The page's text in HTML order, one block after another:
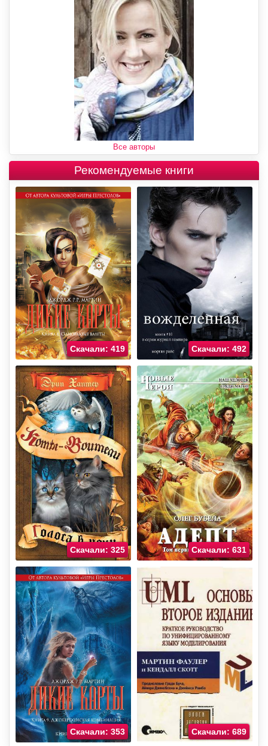
Все авторы
Рекомендуемые книги
Скачали: 419 Скачали: 492
Скачали: 325 Скачали: 631
Скачали: 353 Скачали: 689